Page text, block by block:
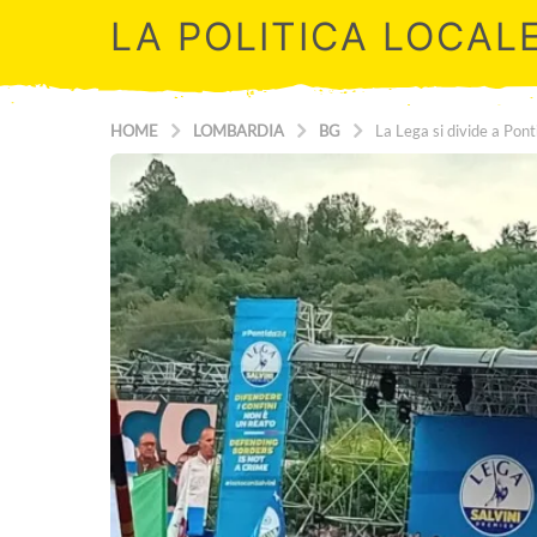
LA POLITICA
HOME LOMBARDIA BG La Lega si divide a